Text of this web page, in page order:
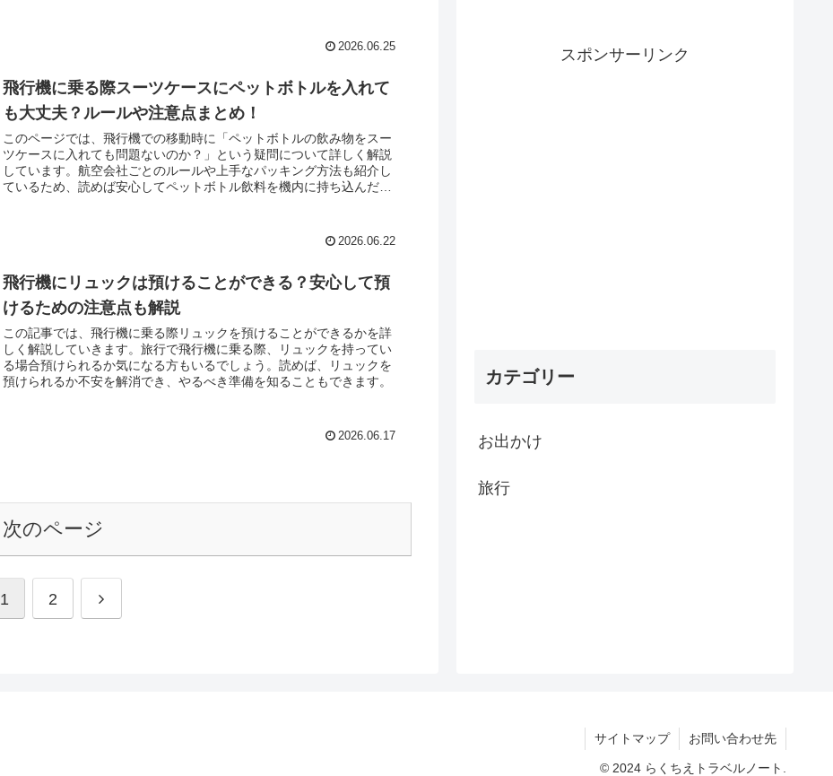
2026.06.25
飛行機に乗る際スーツケースにペットボトルを入れて
も大丈夫？ルールや注意点まとめ！
このページでは、飛行機での移動時に「ペットボトルの飲み物をスー
ツケースに入れても問題ないのか？」という疑問について詳しく解説
しています。航空会社ごとのルールや上手なパッキング方法も紹介し
ているため、読めば安心してペットボトル飲料を機内に持ち込んだ
2026.06.22
飛行機にリュックは預けることができる？安心して預
けるための注意点も解説
この記事では、飛行機に乗る際リュックを預けることができるかを詳
しく解説していきます。旅行で飛行機に乗る際、リュックを持ってい
る場合預けられるか気になる方もいるでしょう。読めば、リュックを
預けられるか不安を解消でき、やるべき準備を知ることもできます。
2026.06.17
次のページ
1 2 次
スポンサーリンク
カテゴリー
お出かけ
旅行
サイトマップ お問い合わせ先
© 2024 らくちえトラベルノート.